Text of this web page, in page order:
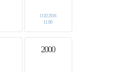
11.02.2016
11:00
2000